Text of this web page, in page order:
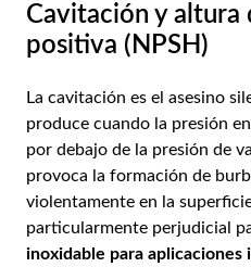
Cavitación y altura
positiva (NPSH)
La cavitación es el asesino
produce cuando la presión
por debajo de la presión de
provoca la formación de
violentamente en la
particularmente perjudicial
inoxidable para aplicaciones